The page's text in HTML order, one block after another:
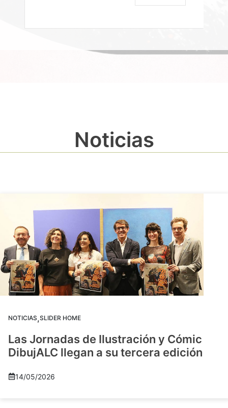
Noticias
NOTICIAS,SLIDER HOME
Las Jornadas de Ilustración y Cómic
DibujALC llegan a su tercera edición
14/05/2026